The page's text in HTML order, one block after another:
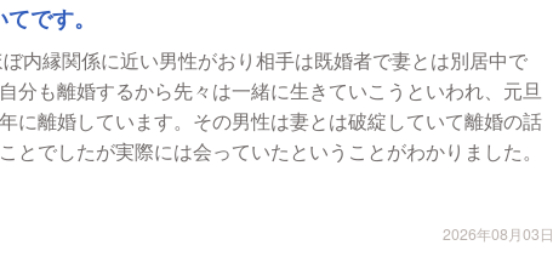
です。
ぼ内縁関係に近い男性がおり相手は既婚者で妻とは別居中で
分も離婚するから先々は一緒に生きていこうといわれ、元旦
に離婚しています。その男性は妻とは破綻していて離婚の話
とでしたが実際には会っていたということがわかりました。
2026年08月03日